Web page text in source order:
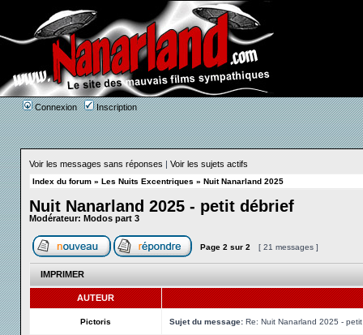
Connexion Inscription
Voir les messages sans réponses | Voir les sujets actifs
Index du forum » Les Nuits Excentriques » Nuit Nanarland 2025
Nuit Nanarland 2025 - petit débrief
Modérateur: Modos part 3
Page 2 sur 2 [ 21 messages ]
IMPRIMER
AUTEUR
Pictoris Sujet du message: Re: Nuit Nanarland 2025 -